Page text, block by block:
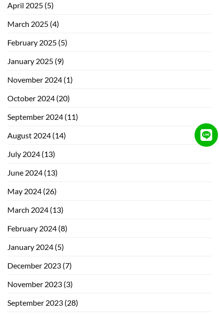
April 2025 (5)
March 2025 (4)
February 2025 (5)
January 2025 (9)
November 2024 (1)
October 2024 (20)
September 2024 (11)
August 2024 (14)
July 2024 (13)
June 2024 (13)
May 2024 (26)
March 2024 (13)
February 2024 (8)
January 2024 (5)
December 2023 (7)
November 2023 (3)
September 2023 (28)